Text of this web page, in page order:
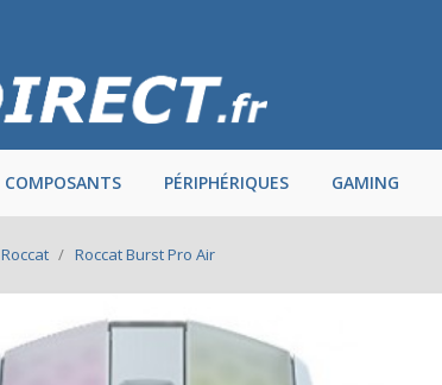
COMPOSANTS PÉRIPHÉRIQUES GAMING
Roccat Roccat Burst Pro Air